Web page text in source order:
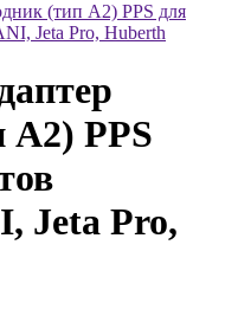
(тип А2) PPS для
Jeta Pro, Huberth
А2) PPS
Jeta Pro,